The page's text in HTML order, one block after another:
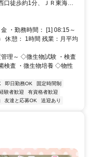
口徒歩約1分、ＪＲ東海道
線 西宮北口南西口徒歩約
甲子園口駅／阪急線 西宮
バスあり）
・勤務時間： [1] 08:15～
休憩： 1時間 残業：月平均
理～ ◇微生物試験 ・検査
検査 ・微生物培養 ◇物性
即日勤務OK
固定時間制
験者歓迎
有資格者歓迎
友達と応募OK 送迎あり